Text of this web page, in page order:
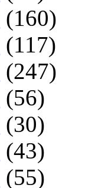
(160)
(117)
(247)
(56)
(30)
(43)
(55)